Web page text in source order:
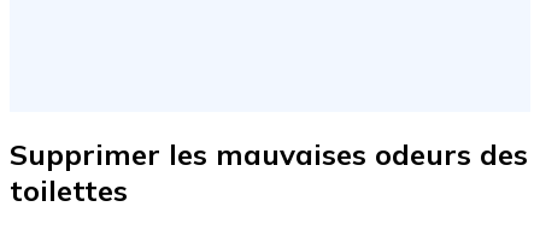
Supprimer les mauvaises odeurs des
toilettes